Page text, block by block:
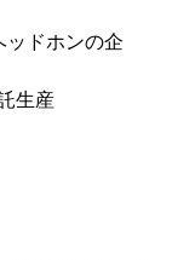
ドホンの企
産